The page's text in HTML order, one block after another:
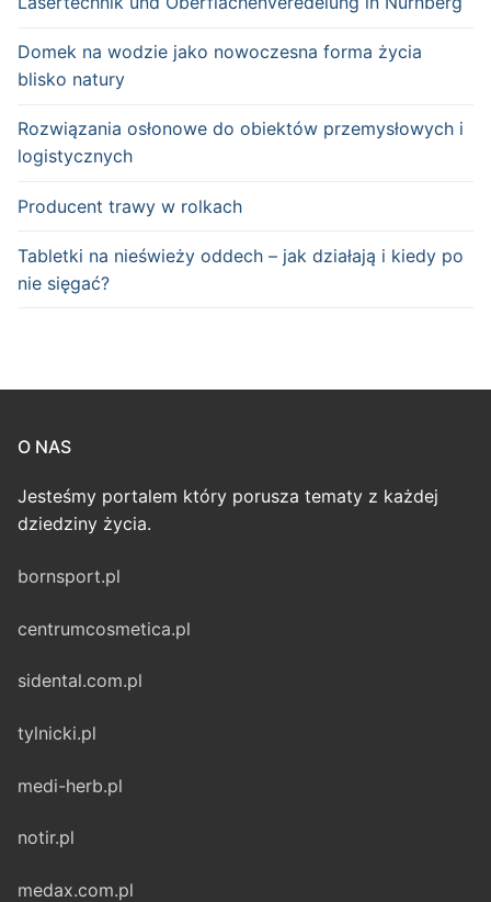
Domek na wodzie jako nowoczesna forma życia
blisko natury
Rozwiązania osłonowe do obiektów przemysłowych i
logistycznych
Producent trawy w rolkach
Tabletki na nieświeży oddech – jak działają i kiedy po
nie sięgać?
O NAS
Jesteśmy portalem który porusza tematy z każdej
dziedziny życia.
bornsport.pl
centrumcosmetica.pl
sidental.com.pl
tylnicki.pl
medi-herb.pl
notir.pl
medax.com.pl